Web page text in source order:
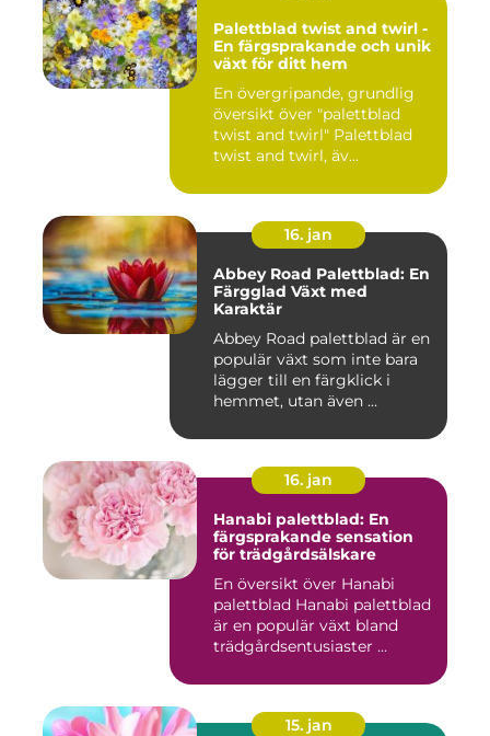
Palettblad twist and twirl -
En färgsprakande och unik
växt för ditt hem
En övergripande, grundlig
översikt över "palettblad
twist and twirl" Palettblad
twist and twirl, äv...
16. jan
Abbey Road Palettblad: En
Färgglad Växt med
Karaktär
Abbey Road palettblad är en
populär växt som inte bara
lägger till en färgklick i
hemmet, utan även ...
16. jan
Hanabi palettblad: En
färgsprakande sensation
för trädgårdsälskare
En översikt över Hanabi
palettblad Hanabi palettblad
är en populär växt bland
trädgårdsentusiaster ...
15. jan